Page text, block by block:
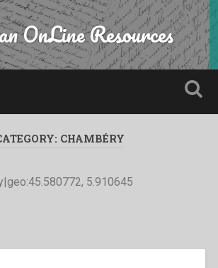
OnLine Resources
CHAMBÉRY
5.910645